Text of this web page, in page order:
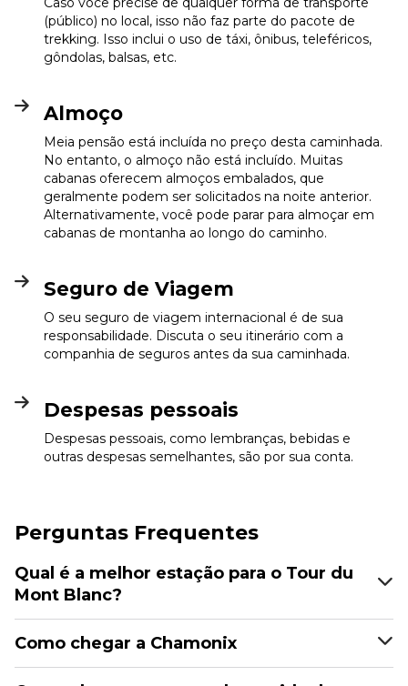
(público) no local, isso não faz parte do pacote de
trekking. Isso inclui o uso de táxi, ônibus, teleféricos,
gôndolas, balsas, etc.
Almoço
Meia pensão está incluída no preço desta caminhada.
No entanto, o almoço não está incluído. Muitas
cabanas oferecem almoços embalados, que
geralmente podem ser solicitados na noite anterior.
Alternativamente, você pode parar para almoçar em
cabanas de montanha ao longo do caminho.
Seguro de Viagem
O seu seguro de viagem internacional é de sua
responsabilidade. Discuta o seu itinerário com a
companhia de seguros antes da sua caminhada.
Despesas pessoais
Despesas pessoais, como lembranças, bebidas e
outras despesas semelhantes, são por sua conta.
Perguntas Frequentes
Qual é a melhor estação para o Tour du
Mont Blanc?
Como chegar a Chamonix